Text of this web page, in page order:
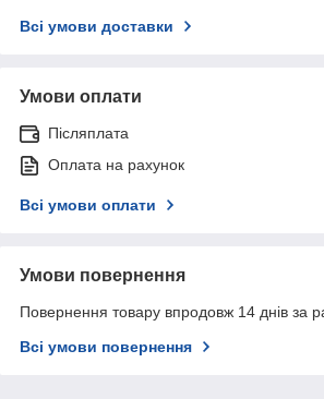
Всі умови доставки
Умови оплати
Післяплата
Оплата на рахунок
Всі умови оплати
Умови повернення
Повернення товару впродовж 14 днів за
Всі умови повернення